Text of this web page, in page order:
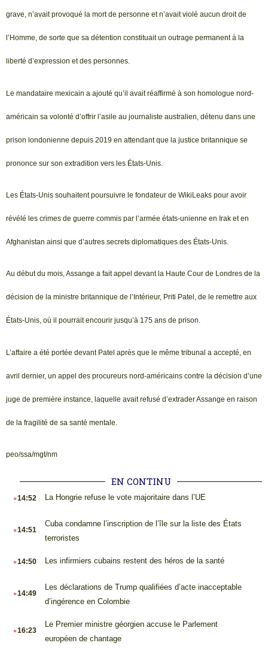
grave, n’avait provoqué la mort de personne et n’avait violé aucun droit de
l’Homme, de sorte que sa détention constituait un outrage permanent à la
liberté d’expression et des personnes.
Le mandataire mexicain a ajouté qu’il avait réaffirmé à son homologue nord-
américain sa volonté d’offrir l’asile au journaliste australien, détenu dans une
prison londonienne depuis 2019 en attendant que la justice britannique se
prononce sur son extradition vers les États-Unis.
Les États-Unis souhaitent poursuivre le fondateur de WikiLeaks pour avoir
révélé les crimes de guerre commis par l’armée états-unienne en Irak et en
Afghanistan ainsi que d’autres secrets diplomatiques des États-Unis.
Au début du mois, Assange a fait appel devant la Haute Cour de Londres de la
décision de la ministre britannique de l’Intérieur, Priti Patel, de le remettre aux
États-Unis, où il pourrait encourir jusqu’à 175 ans de prison.
L’affaire a été portée devant Patel après que le même tribunal a accepté, en
avril dernier, un appel des procureurs nord-américains contre la décision d’une
juge de première instance, laquelle avait refusé d’extrader Assange en raison
de la fragilité de sa santé mentale.
peo/ssa/mgt/nm
EN CONTINU
.14:52 La Hongrie refuse le vote majoritaire dans l’UE
.14:51
Cuba condamne l’inscription de l’île sur la liste des États
terroristes
.14:50 Les infirmiers cubains restent des héros de la santé
.14:49
Les déclarations de Trump qualifiées d’acte inacceptable
d’ingérence en Colombie
.16:23
Le Premier ministre géorgien accuse le Parlement
européen de chantage